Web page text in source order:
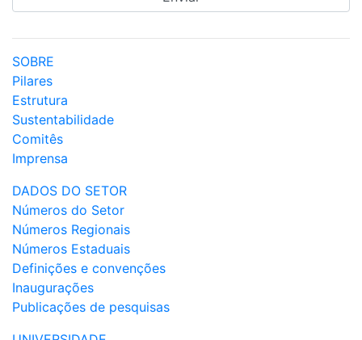
SOBRE
Pilares
Estrutura
Sustentabilidade
Comitês
Imprensa
DADOS DO SETOR
Números do Setor
Números Regionais
Números Estaduais
Definições e convenções
Inaugurações
Publicações de pesquisas